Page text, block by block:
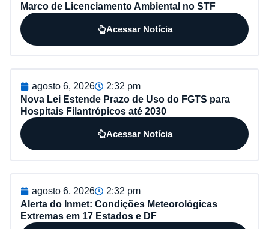
Marco de Licenciamento Ambiental no STF
Acessar Notícia
agosto 6, 2026
2:32 pm
Nova Lei Estende Prazo de Uso do FGTS para
Hospitais Filantrópicos até 2030
Acessar Notícia
agosto 6, 2026
2:32 pm
Alerta do Inmet: Condições Meteorológicas
Extremas em 17 Estados e DF